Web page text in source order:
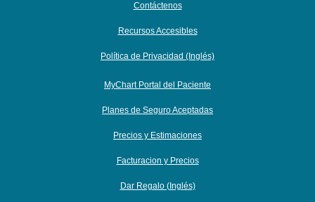
Contáctenos
Recursos Accesibles
Política de Privacidad (Inglés)
MyChart Portal del Paciente
Planes de Seguro Aceptadas
Precios y Estimaciones
Facturacion y Precios
Dar Regalo (Inglés)